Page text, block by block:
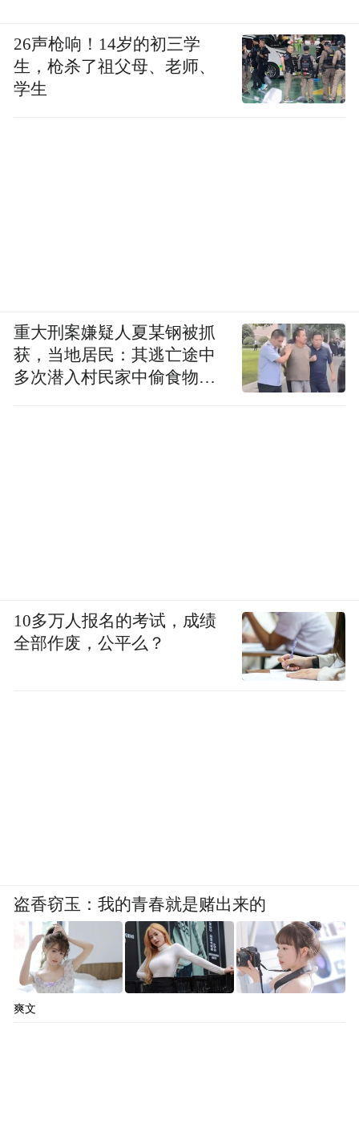
26声枪响！14岁的初三学
生，枪杀了祖父母、老师、
学生
重大刑案嫌疑人夏某钢被抓
获，当地居民：其逃亡途中
多次潜入村民家中偷食物被
10多万人报名的考试，成绩
全部作废，公平么？
盗香窃玉：我的青春就是赌出来的
爽文